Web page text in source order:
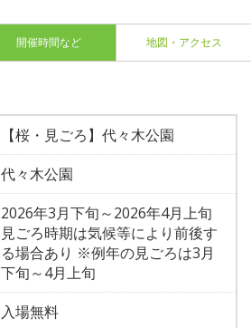
開催時間など 地図・アクセス
【桜・見ごろ】代々木公園
代々木公園
2026年3月下旬～2026年4月上旬
見ごろ時期は気候等により前後す
る場合あり ※例年の見ごろは3月
下旬～4月上旬
入場無料